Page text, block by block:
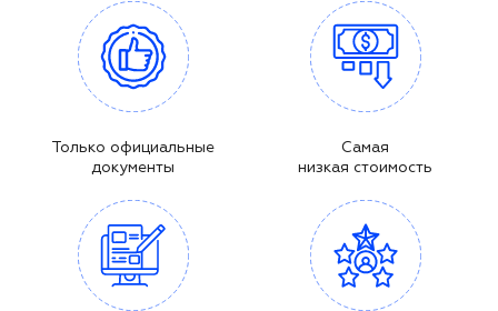
Только официальные
документы
Самая
низкая стоимость